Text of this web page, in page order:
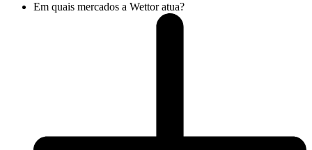
Em quais mercados a Wettor atua?